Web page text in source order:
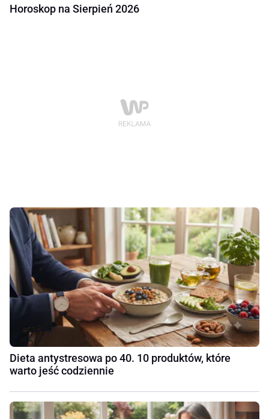
Horoskop na Sierpień 2026
Dieta antystresowa po 40. 10 produktów, które
warto jeść codziennie